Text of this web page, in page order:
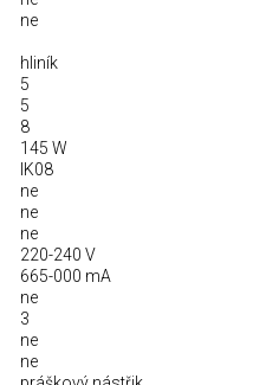
ne
hliník
5
5
8
145 W
IK08
ne
ne
ne
220-240 V
665-000 mA
ne
3
ne
ne